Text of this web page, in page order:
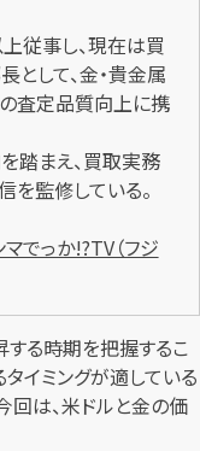
従事し、現在は買
して、金・貴金属
査定品質向上に携
踏まえ、買取実務
を監修している。
でっか!?TV（フジ
る時期を把握するこ
イミングが適している
回は、米ドルと金の価